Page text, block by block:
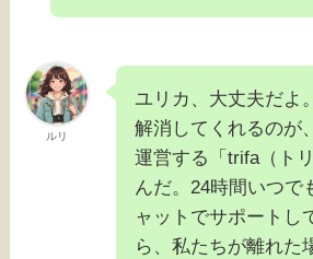
ルリ
ユリカ、大丈夫だよ
解消してくれるのが
運営する「trifa（ト
んだ。24時間いつで
ャットでサポートし
ら、私たちが離れた